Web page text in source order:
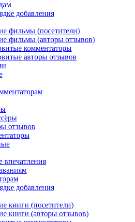
добавления
фильмы (посетители)
фильмы (авторы отзывов)
комментаторы
авторы отзывов
отзывов
впечатления
добавления
книги (посетители)
книги (авторы отзывов)